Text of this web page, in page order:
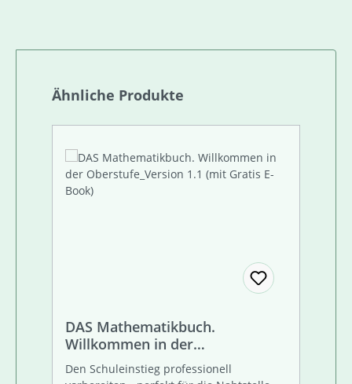
Produktgalerie überspringen
Ähnliche Produkte
DAS Mathematikbuch.
Willkommen in der
Oberstufe_Version 1.1 (mit
Gratis E-Book)
Den Schuleinstieg professionell